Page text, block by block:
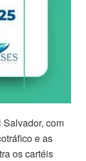
com
e as
os cartéis